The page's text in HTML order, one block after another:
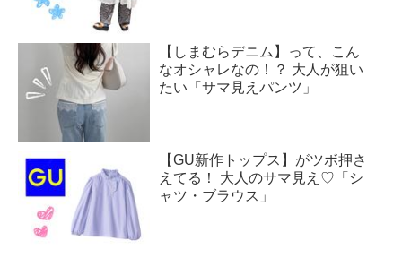
【しまむらデニム】って、こん
なオシャレなの！？ 大人が狙い
たい「サマ見えパンツ」
【GU新作トップス】がツボ押さ
えてる！ 大人のサマ見え♡「シ
ャツ・ブラウス」